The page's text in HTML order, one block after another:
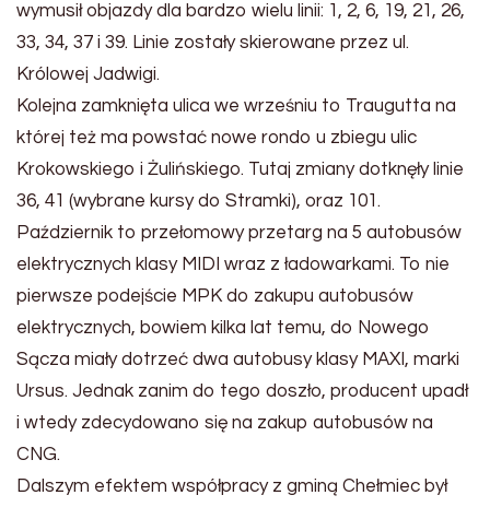
wymusił objazdy dla bardzo wielu linii: 1, 2, 6, 19, 21, 26,
33, 34, 37 i 39. Linie zostały skierowane przez ul.
Królowej Jadwigi.
Kolejna zamknięta ulica we wrześniu to Traugutta na
której też ma powstać nowe rondo u zbiegu ulic
Krokowskiego i Żulińskiego. Tutaj zmiany dotknęły linie
36, 41 (wybrane kursy do Stramki), oraz 101.
Październik to przełomowy przetarg na 5 autobusów
elektrycznych klasy MIDI wraz z ładowarkami. To nie
pierwsze podejście MPK do zakupu autobusów
elektrycznych, bowiem kilka lat temu, do Nowego
Sącza miały dotrzeć dwa autobusy klasy MAXI, marki
Ursus. Jednak zanim do tego doszło, producent upadł
i wtedy zdecydowano się na zakup autobusów na
CNG.
Dalszym efektem współpracy z gminą Chełmiec był